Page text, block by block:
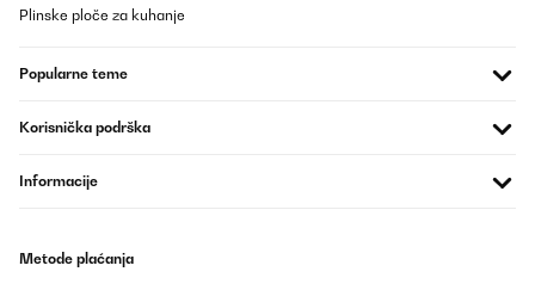
Je les acheté ici il y a 2 ans, il est génial.
Utilisateur d'Amazon
POTVRĐENI PREGLED
super verpackt an. Und auch die Anweisung zum Gebrauch war
Plinske ploče za kuhanje
Popularne teme
Korisnička podrška
Informacije
Metode plaćanja